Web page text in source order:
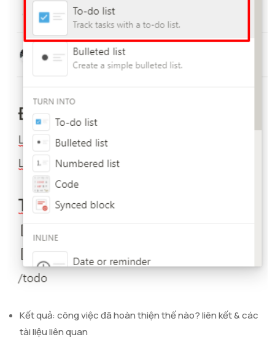
Kết quả: công việc đã hoàn thiện thế nào? liên kết & các
tài liệu liên quan